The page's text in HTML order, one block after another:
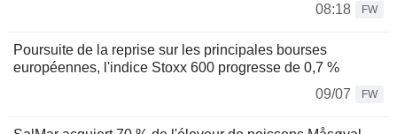
08:18
FW
Poursuite de la reprise sur les principales bourses
européennes, l'indice Stoxx 600 progresse de 0,7 %
09/07
FW